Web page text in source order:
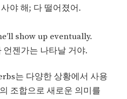
야 해; 다 떨어졌어.
show up eventually.
젠가는 나타날 거야.
는 다양한 상황에서 사용
조합으로 새로운 의미를